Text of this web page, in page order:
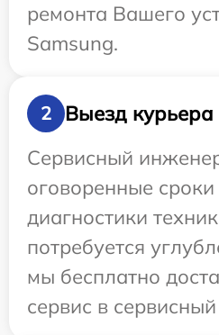
ремонта Вашего
Samsung.
2
Выезд курьера
Сервисный
оговоренные сроки
диагностики
потребуется
мы бесплатно
сервис в